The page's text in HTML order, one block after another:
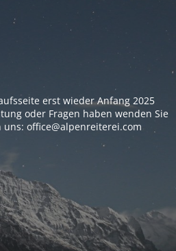
erst wieder Anfang 2025
oder Fragen haben wenden Sie
office@alpenreiterei.com